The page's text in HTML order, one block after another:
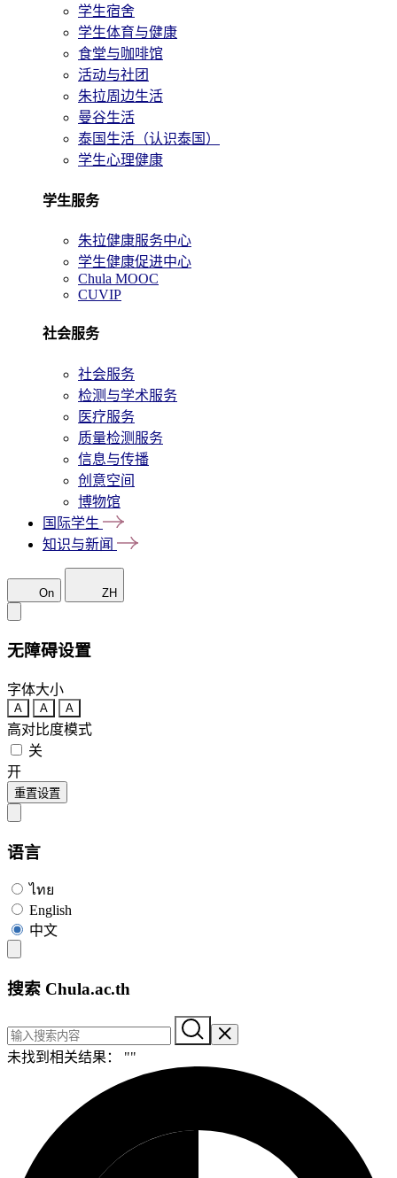
学生宿舍
学生体育与健康
食堂与咖啡馆
活动与社团
朱拉周边生活
曼谷生活
泰国生活（认识泰国）
学生心理健康
学生服务
朱拉健康服务中心
学生健康促进中心
Chula MOOC
CUVIP
社会服务
社会服务
检测与学术服务
医疗服务
质量检测服务
信息与传播
创意空间
博物馆
国际学生
知识与新闻
On ZH
无障碍设置
字体大小
A A A
高对比度模式
关
开
重置设置
语言
ไทย
English
中文
搜索 Chula.ac.th
未找到相关结果： ""